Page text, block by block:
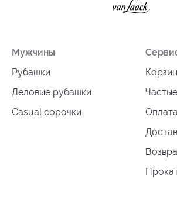
Мужчины
Рубашки
Деловые рубашки
Casual сорочки
Оплата